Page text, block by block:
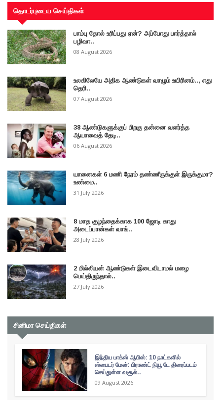
தொடர்புடைய செய்திகள்
பாம்பு தோல் உரிப்பது ஏன்? அப்போது பார்த்தால்
பழிவா..
08 August 2026
உலகிலேயே அதிக ஆண்டுகள் வாழும் உயிரினம்.., எது
தெரி..
07 August 2026
38 ஆண்டுகளுக்குப் பிறகு தன்னை வளர்த்த
ஆயாவைத் தேடி..
06 August 2026
யானைகள் 6 மணி நேரம் தண்ணீருக்குள் இருக்குமா?
உண்மை..
31 July 2026
8 மாத குழந்தைக்காக 100 ஜோடி காது
அடைப்பான்கள் வாங்..
28 July 2026
2 மில்லியன் ஆண்டுகள் இடைவிடாமல் மழை
பெய்திருந்தால்..
27 July 2026
சினிமா செய்திகள்
இந்திய பாக்ஸ் ஆபிஸ்: 10 நாட்களில்
ஸ்பைடர் மேன்: பிராண்ட் நியூ டே திரைப்படம்
செய்துள்ள வசூல்..
09 August 2026